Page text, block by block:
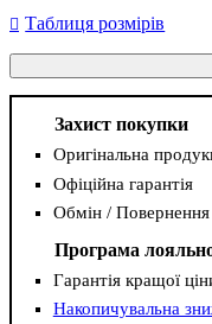
Таблиця розмірів
Захист покупки
Оригінальна
Офіційна гарантія
Обмін / Повернення
Програма
Гарантія кращої
Накопичувальна